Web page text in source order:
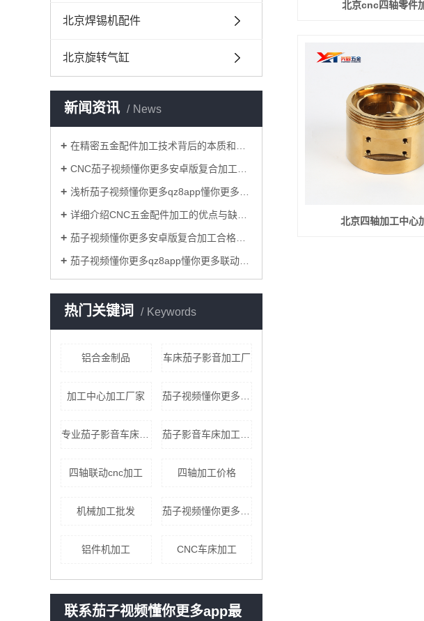
北京焊锡机配件
北京旋转气缸
新闻资讯 News
在精密五金配件加工技术背后的本质和关键是什么？
CNC茄子视频懂你更多安卓版复合加工过程中减少铝型材表面损伤的原因？
浅析茄子视频懂你更多qz8app懂你更多cnc加工联动技术对模具业的重要意义！
详细介绍CNC五金配件加工的优点与缺点！
茄子视频懂你更多安卓版复合加工合格率的标准要求具体有哪些？
茄子视频懂你更多qz8app懂你更多联动茄子影音加工和一般的三轴联动茄子影音加工相比，优势有哪些？
热门关键词 Keywords
铝合金制品 车床茄子影音加工厂
加工中心加工厂家
四轴联动cnc加工 四轴加工价格
机械加工批发
铝件机加工 CNC车床加工
联系茄子视频懂你更多app最
北京cnc四轴零件
北京四轴加工中心